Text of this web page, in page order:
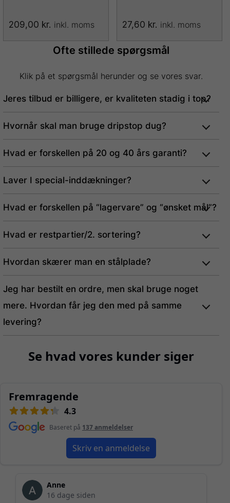
209,00 kr. inkl. moms
Dette
varianter.
Mulighederne
vælges
på
27,60 kr. inkl. moms
Ofte stillede spørgsmål
Klik på et spørgsmål herunder og se vores svar.
Jeres tilbud er billigere, er kvaliteten stadig i top?
Hvornår skal man bruge dripstop dug?
Hvad er forskellen på 20 og 40 års garanti?
Laver I special-inddækninger?
Hvad er forskellen på “lagervare” og “ønsket mål”?
Hvad er restpartier/2. sortering?
Hvordan skærer man en stålplade?
Jeg har bestilt en ordre, men skal bruge noget
mere. Hvordan får jeg den med på samme
levering?